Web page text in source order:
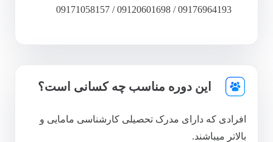
09176964193 / 09120601698 / 09171058157
این دوره مناسب چه کسانی است؟
افرادی که دارای مدرک تحصیلی کارشناسی مامایی و
بالاتر میباشند.